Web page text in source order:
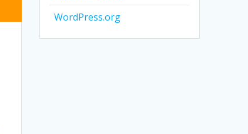
WordPress.org